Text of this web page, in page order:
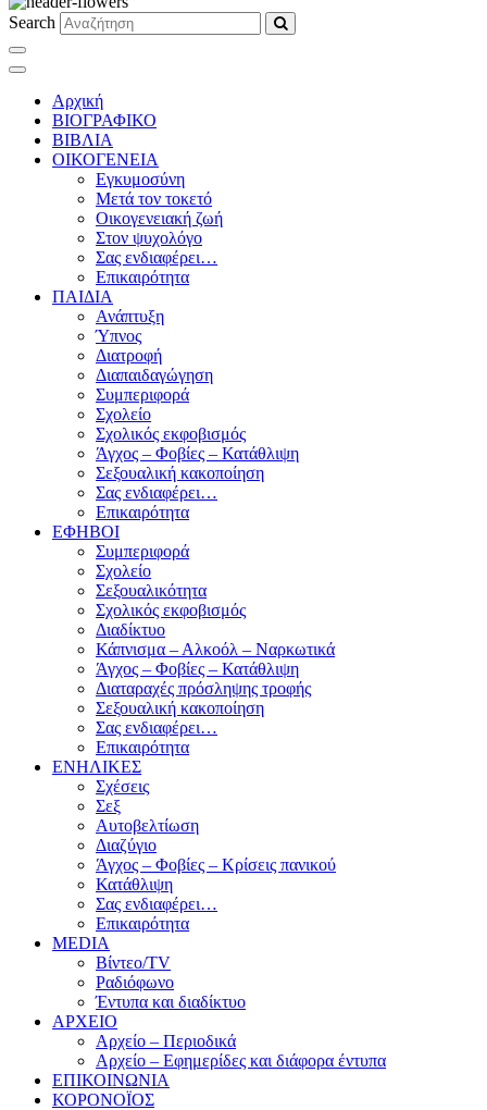
Search
Αρχική
ΒΙΟΓΡΑΦΙΚΟ
ΒΙΒΛΙΑ
ΟΙΚΟΓΕΝΕΙΑ
Εγκυμοσύνη
Μετά τον τοκετό
Οικογενειακή ζωή
Στον ψυχολόγο
Σας ενδιαφέρει…
Επικαιρότητα
ΠΑΙΔΙΑ
Ανάπτυξη
Ύπνος
Διατροφή
Διαπαιδαγώγηση
Συμπεριφορά
Σχολείο
Σχολικός εκφοβισμός
Άγχος – Φοβίες – Κατάθλιψη
Σεξουαλική κακοποίηση
Σας ενδιαφέρει…
Επικαιρότητα
ΕΦΗΒΟΙ
Συμπεριφορά
Σχολείο
Σεξουαλικότητα
Σχολικός εκφοβισμός
Διαδίκτυο
Κάπνισμα – Αλκοόλ – Ναρκωτικά
Άγχος – Φοβίες – Κατάθλιψη
Διαταραχές πρόσληψης τροφής
Σεξουαλική κακοποίηση
Σας ενδιαφέρει…
Επικαιρότητα
ΕΝΗΛΙΚΕΣ
Σχέσεις
Σεξ
Αυτοβελτίωση
Διαζύγιο
Άγχος – Φοβίες – Κρίσεις πανικού
Κατάθλιψη
Σας ενδιαφέρει…
Επικαιρότητα
MEDIA
Βίντεο/TV
Ραδιόφωνο
Έντυπα και διαδίκτυο
ΑΡΧΕΙΟ
Αρχείο – Περιοδικά
Αρχείο – Εφημερίδες και διάφορα έντυπα
ΕΠΙΚΟΙΝΩΝΙΑ
ΚΟΡΟΝΟΪΟΣ